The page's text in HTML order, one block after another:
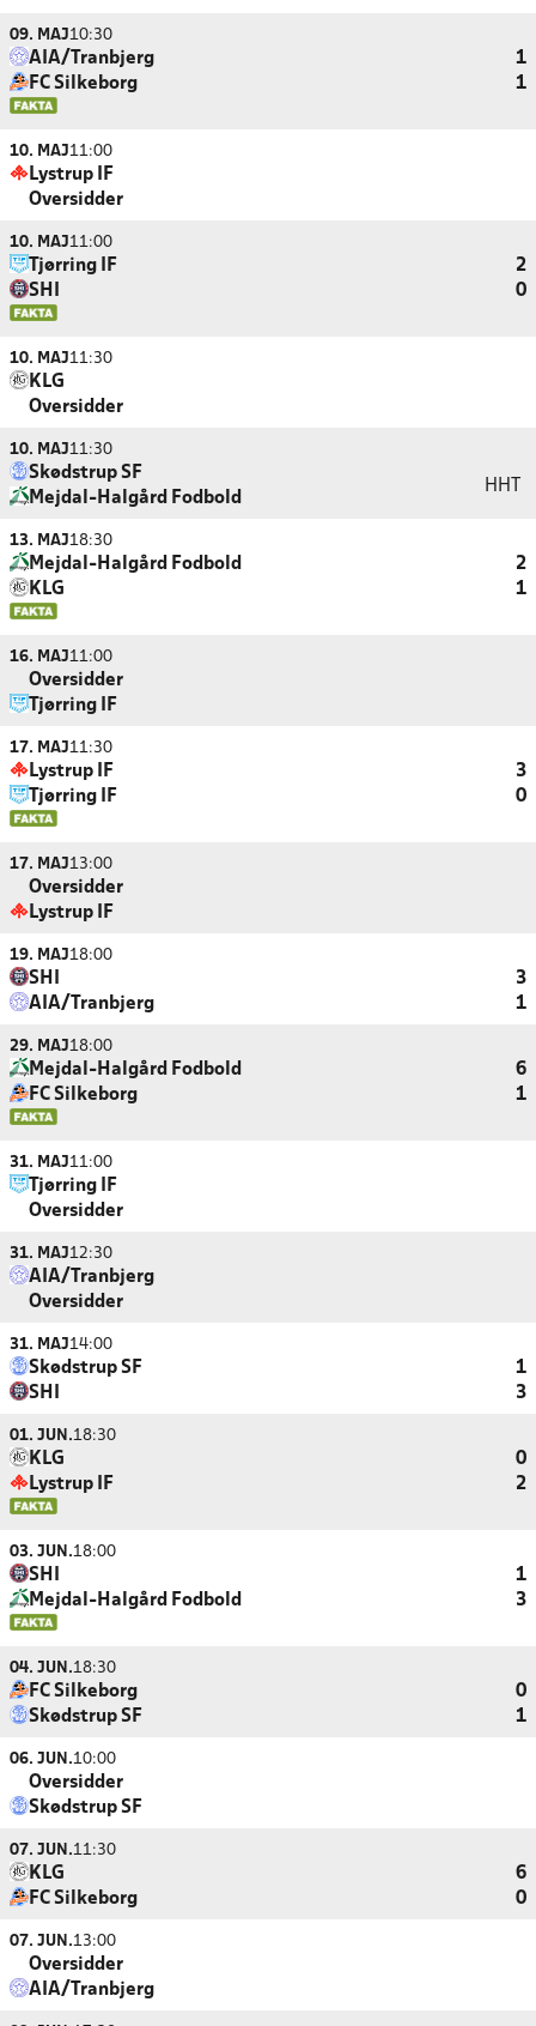
09. MAJ10:30
AIA/Tranbjerg
1
FC Silkeborg
1
10. MAJ11:00
Lystrup IF
Oversidder
10. MAJ11:00
Tjørring IF
2
SHI
0
10. MAJ11:30
KLG
Oversidder
10. MAJ11:30
Skødstrup SF
Mejdal-Halgård Fodbold
HHT
13. MAJ18:30
Mejdal-Halgård Fodbold
2
KLG
1
16. MAJ11:00
Oversidder
Tjørring IF
17. MAJ11:30
Lystrup IF
3
Tjørring IF
0
17. MAJ13:00
Oversidder
Lystrup IF
19. MAJ18:00
SHI
3
AIA/Tranbjerg
1
29. MAJ18:00
Mejdal-Halgård Fodbold
6
FC Silkeborg
1
31. MAJ11:00
Tjørring IF
Oversidder
31. MAJ12:30
AIA/Tranbjerg
Oversidder
31. MAJ14:00
Skødstrup SF
1
SHI
3
01. JUN.18:30
KLG
0
Lystrup IF
2
03. JUN.18:00
SHI
1
Mejdal-Halgård Fodbold
3
04. JUN.18:30
FC Silkeborg
0
Skødstrup SF
1
06. JUN.10:00
Oversidder
Skødstrup SF
07. JUN.11:30
KLG
6
FC Silkeborg
0
07. JUN.13:00
Oversidder
AIA/Tranbjerg